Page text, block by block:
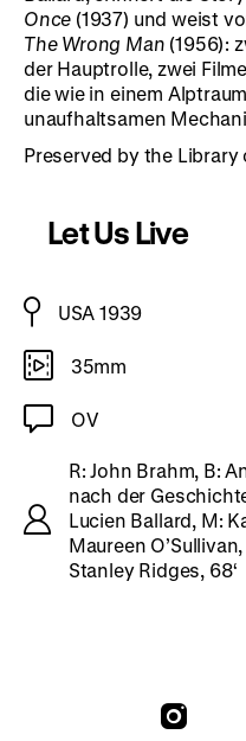
Once (1937) und weist
The Wrong Man (1956):
der Hauptrolle, zwei
die wie in einem
unaufhaltsamen
Preserved by the Library
Let Us Live
USA 1939
35mm
OV
R: John Brahm, B:
nach der
Lucien Ballard, M:
Maureen
Stanley Ridges, 68‘
To